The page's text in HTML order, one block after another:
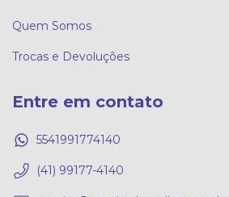
Quem Somos
Trocas e Devoluções
Entre em contato
5541991774140
(41) 99177-4140